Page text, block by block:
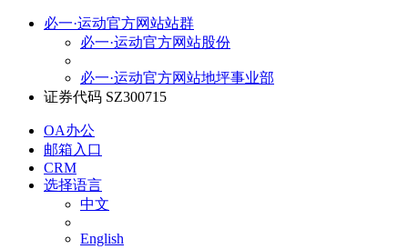
必一·运动官方网站站群
必一·运动官方网站股份
必一·运动官方网站地坪事业部
证券代码 SZ300715
OA办公
邮箱入口
CRM
选择语言
中文
English